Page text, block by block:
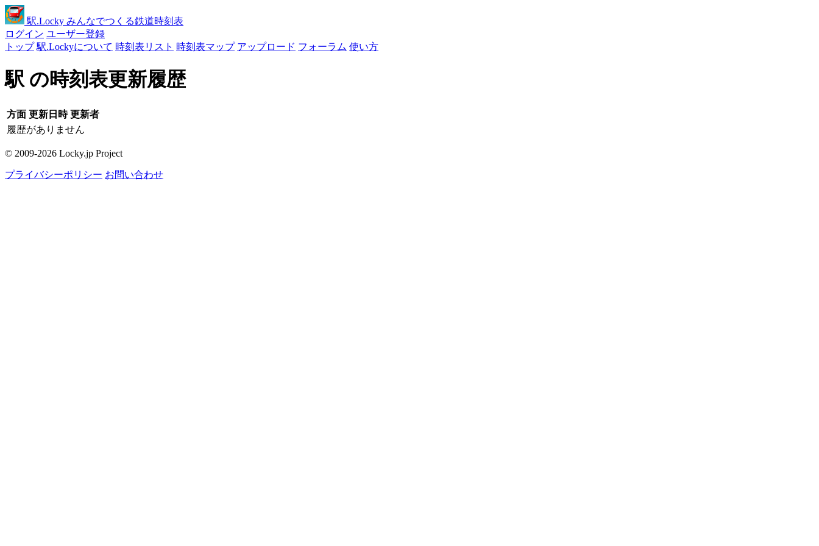
駅.Locky みんなでつくる鉄道時刻表
ログイン ユーザー登録
トップ 駅.Lockyについて 時刻表リスト 時刻表マップ アップロード フォーラム 使い方
駅 の時刻表更新履歴
方面 更新日時 更新者
履歴がありません
© 2009-2026 Locky.jp Project
プライバシーポリシー お問い合わせ